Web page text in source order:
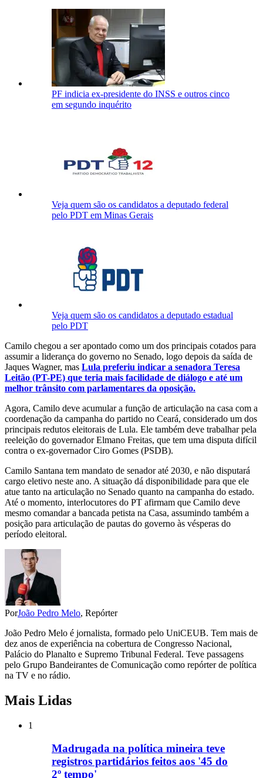
PF indicia ex-presidente do INSS e outros cinco
em segundo inquérito
Veja quem são os candidatos a deputado federal
pelo PDT em Minas Gerais
Veja quem são os candidatos a deputado estadual
pelo PDT
Camilo chegou a ser apontado como um dos principais cotados para
assumir a liderança do governo no Senado, logo depois da saída de
Jaques Wagner, mas Lula preferiu indicar a senadora Teresa
Leitão (PT-PE) que teria mais facilidade de diálogo e até um
melhor trânsito com parlamentares da oposição.
Agora, Camilo deve acumular a função de articulação na casa com a
coordenação da campanha do partido no Ceará, considerado um dos
principais redutos eleitorais de Lula. Ele também deve trabalhar pela
reeleição do governador Elmano Freitas, que tem uma disputa difícil
contra o ex-governador Ciro Gomes (PSDB).
Camilo Santana tem mandato de senador até 2030, e não disputará
cargo eletivo neste ano. A situação dá disponibilidade para que ele
atue tanto na articulação no Senado quanto na campanha do estado.
Até o momento, interlocutores do PT afirmam que Camilo deve
mesmo comandar a bancada petista na Casa, assumindo também a
posição para articulação de pautas do governo às vésperas do
período eleitoral.
PorJoão Pedro Melo, Repórter
João Pedro Melo é jornalista, formado pelo UniCEUB. Tem mais de
dez anos de experiência na cobertura de Congresso Nacional,
Palácio do Planalto e Supremo Tribunal Federal. Teve passagens
pelo Grupo Bandeirantes de Comunicação como repórter de política
na TV e no rádio.
Mais Lidas
1
Madrugada na política mineira teve
registros partidários feitos aos '45 do
2º tempo'